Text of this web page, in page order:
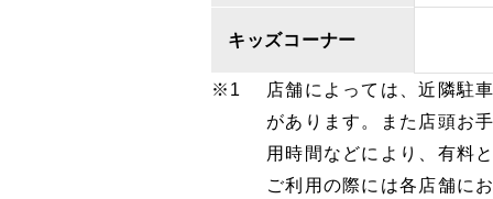
キッズコーナー
店舗によっては、近隣駐
があります。また店頭お
用時間などにより、有料
ご利用の際には各店舗に